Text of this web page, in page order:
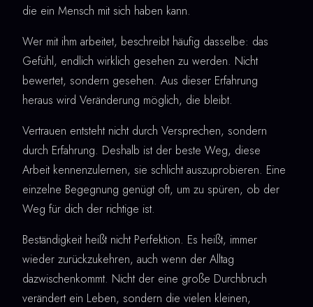
die ein Mensch mit sich haben kann.
Wer mit ihm arbeitet, beschreibt häufig dasselbe: das
Gefühl, endlich wirklich gesehen zu werden. Nicht
bewertet, sondern gesehen. Aus dieser Erfahrung
heraus wird Veränderung möglich, die bleibt.
Vertrauen entsteht nicht durch Versprechen, sondern
durch Erfahrung. Deshalb ist der beste Weg, diese
Arbeit kennenzulernen, sie schlicht auszuprobieren. Eine
einzelne Begegnung genügt oft, um zu spüren, ob der
Weg für dich der richtige ist.
Beständigkeit heißt nicht Perfektion. Es heißt, immer
wieder zurückzukehren, auch wenn der Alltag
dazwischenkommt. Nicht der eine große Durchbruch
verändert ein Leben, sondern die vielen kleinen,